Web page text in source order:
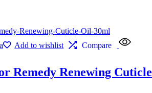
Add to wishlist Compare
Remedy Renewing Cuticle